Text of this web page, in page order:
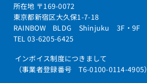
所在地 〒169-0072
東京都新宿区大久保1-7-18
RAINBOW BLDG Shinjuku 3F・9F
TEL 03-6205-6425
インボイス制度につきまして
（事業者登録番号 T6-0100-0114-4905）